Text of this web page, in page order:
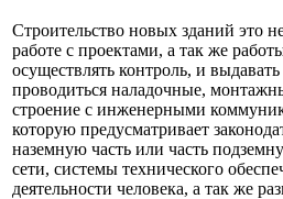
Строительство новых зданий это
работе с проектами, а так же
осуществлять контроль, и
проводиться наладочные,
строение с инженерными
которую предусматривает
наземную часть или часть
сети, системы технического
деятельности человека, а так же